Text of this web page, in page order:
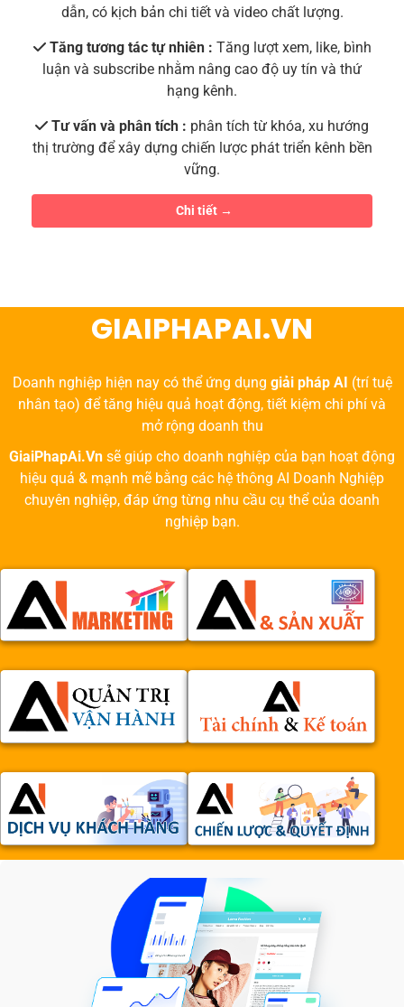
dẫn, có kịch bản chi tiết và video chất lượng.
Tăng tương tác tự nhiên : Tăng lượt xem, like, bình
luận và subscribe nhằm nâng cao độ uy tín và thứ
hạng kênh.
Tư vấn và phân tích : phân tích từ khóa, xu hướng
thị trường để xây dựng chiến lược phát triển kênh bền
vững.
Chi tiết
GIAIPHAPAI.VN
Doanh nghiệp hiện nay có thể ứng dụng giải pháp AI (trí tuệ
nhân tạo) để tăng hiệu quả hoạt động, tiết kiệm chi phí và
mở rộng doanh thu
GiaiPhapAi.Vn sẽ giúp cho doanh nghiệp của bạn hoạt động
hiệu quả & mạnh mẽ bằng các hệ thông AI Doanh Nghiệp
chuyên nghiệp, đáp ứng từng nhu cầu cụ thể của doanh
nghiệp bạn.